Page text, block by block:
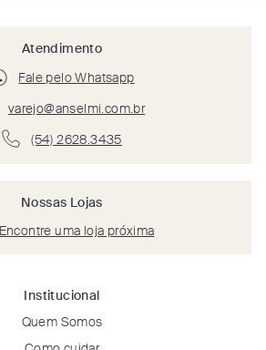
Atendimento
Fale pelo Whatsapp
varejo@anselmi.com.br
(54) 2628.3435
Nossas Lojas
Encontre uma loja próxima
Institucional
Quem Somos